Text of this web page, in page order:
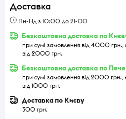
Доставка
Пн-Нд з 10:00 до 21-00
Безкоштовна доставка по
при сумі замовлення від 4000 грн.,
від 2000 грн.
Безкоштовна доставка по
при сумі замовлення від 2000 грн.,
від 1000 грн.
Доставка по Києву
300 грн.